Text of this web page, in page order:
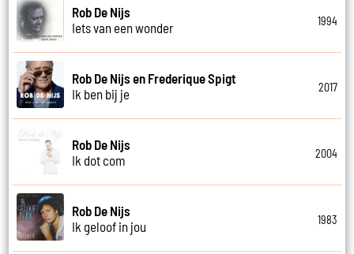
Rob De Nijs
Iets van een wonder
1994
Rob De Nijs en Frederique Spigt
Ik ben bij je
2017
Rob De Nijs
Ik dot com
2004
Rob De Nijs
Ik geloof in jou
1983